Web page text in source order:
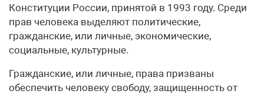
Конституции России, принятой в 1993 году. Среди
прав человека выделяют политические,
гражданские, или личные, экономические,
социальные, культурные.
Гражданские, или личные, права призваны
обеспечить человеку свободу, защищенность от